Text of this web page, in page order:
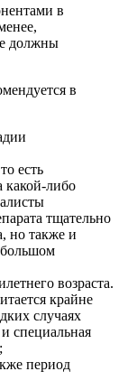
в
должны
в
есть
какой-либо
тщательно
но также и
возраста.
крайне
случаях
специальная
период